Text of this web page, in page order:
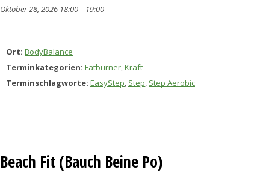
Oktober 28, 2026 18:00– 19:00
Ort: BodyBalance
Terminkategorien: Fatburner,Kraft
Terminschlagworte: EasyStep, Step, Step Aerobic
Beach Fit (Bauch Beine Po)